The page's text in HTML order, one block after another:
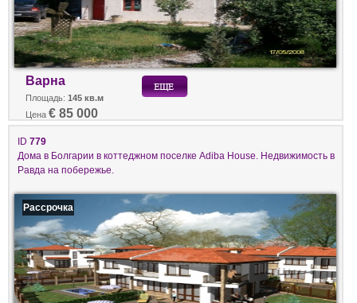
Варна
Площадь: 145 кв.м
Цена € 85 000
ID 779
Домa в Болгарии в коттеджном поселке Adiba House. Недвижимость в
Равда на побережье.
Рассрочка